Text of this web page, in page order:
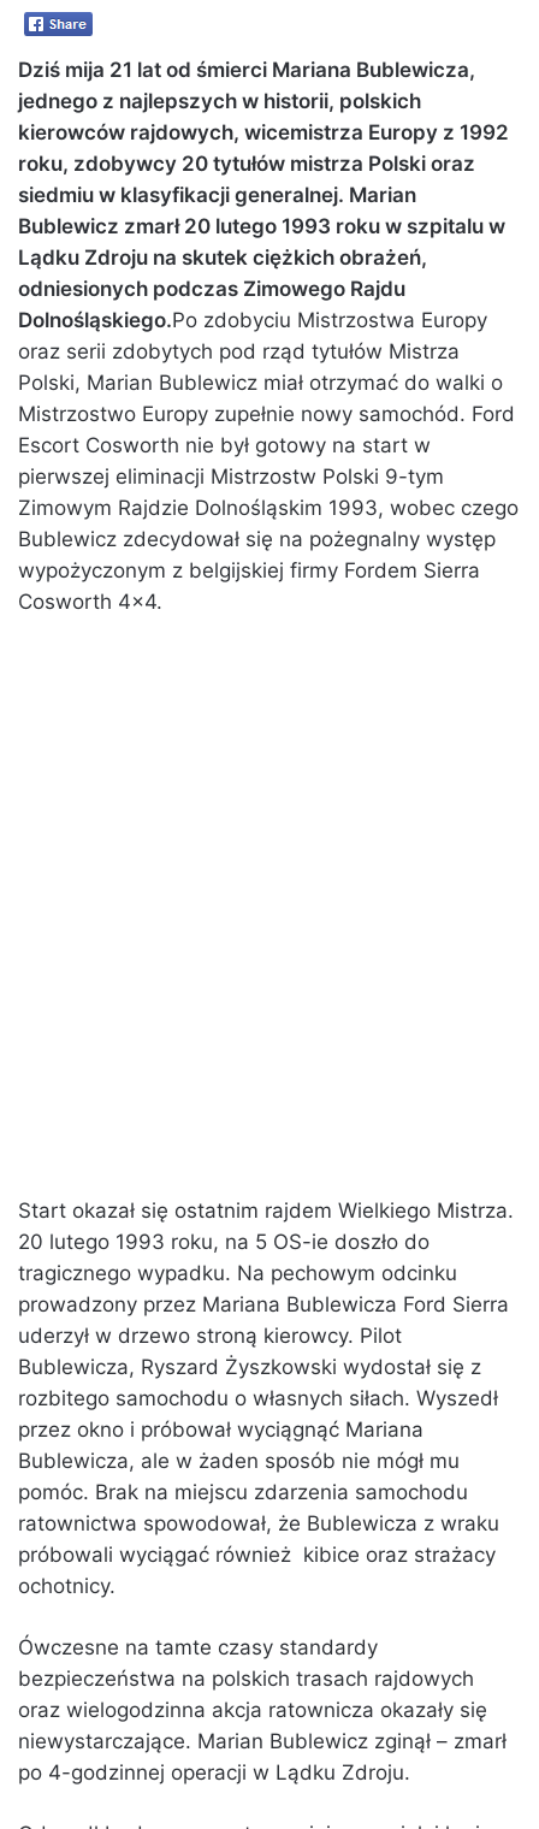
Dziś mija 21 lat od śmierci Mariana Bublewicza,
jednego z najlepszych w historii, polskich
kierowców rajdowych, wicemistrza Europy z 1992
roku, zdobywcy 20 tytułów mistrza Polski oraz
siedmiu w klasyfikacji generalnej. Marian
Bublewicz zmarł 20 lutego 1993 roku w szpitalu w
Lądku Zdroju na skutek ciężkich obrażeń,
odniesionych podczas Zimowego Rajdu
Dolnośląskiego.Po zdobyciu Mistrzostwa Europy
oraz serii zdobytych pod rząd tytułów Mistrza
Polski, Marian Bublewicz miał otrzymać do walki o
Mistrzostwo Europy zupełnie nowy samochód. Ford
Escort Cosworth nie był gotowy na start w
pierwszej eliminacji Mistrzostw Polski 9-tym
Zimowym Rajdzie Dolnośląskim 1993, wobec czego
Bublewicz zdecydował się na pożegnalny występ
wypożyczonym z belgijskiej firmy Fordem Sierra
Cosworth 4×4.
Start okazał się ostatnim rajdem Wielkiego Mistrza.
20 lutego 1993 roku, na 5 OS-ie doszło do
tragicznego wypadku. Na pechowym odcinku
prowadzony przez Mariana Bublewicza Ford Sierra
uderzył w drzewo stroną kierowcy. Pilot
Bublewicza, Ryszard Żyszkowski wydostał się z
rozbitego samochodu o własnych siłach. Wyszedł
przez okno i próbował wyciągnąć Mariana
Bublewicza, ale w żaden sposób nie mógł mu
pomóc. Brak na miejscu zdarzenia samochodu
ratownictwa spowodował, że Bublewicza z wraku
próbowali wyciągać również kibice oraz strażacy
ochotnicy.
Ówczesne na tamte czasy standardy
bezpieczeństwa na polskich trasach rajdowych
oraz wielogodzinna akcja ratownicza okazały się
niewystarczające. Marian Bublewicz zginął – zmarł
po 4-godzinnej operacji w Lądku Zdroju.